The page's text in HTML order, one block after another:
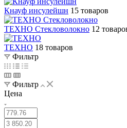
Кнауф инсулейшн 15 товаров
ТЕХНО Стекловолокно 12
ТЕХНО 18 товаров
Фильтр
Фильтр
Цена